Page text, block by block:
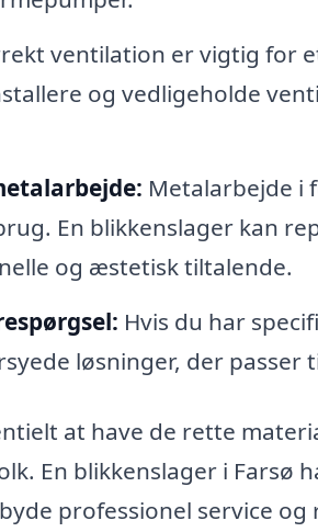
ventilation er vigtig for
og vedligeholde
Metalarbejde i
En blikkenslager kan
og æstetisk tiltalende.
Hvis du har
løsninger, der passer
at have de rette
En blikkenslager i Farsø
professionel service